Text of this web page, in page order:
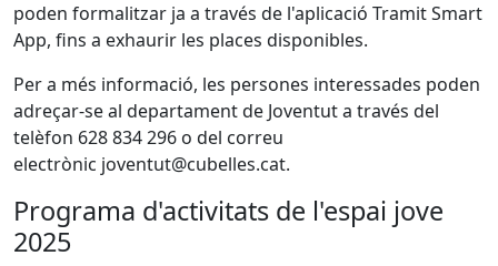
poden formalitzar ja a través de l'aplicació Tramit Smart
App, fins a exhaurir les places disponibles.
Per a més informació, les persones interessades poden
adreçar-se al departament de Joventut a través del
telèfon 628 834 296 o del correu
electrònic joventut@cubelles.cat.
Programa d'activitats de l'espai jove
2025